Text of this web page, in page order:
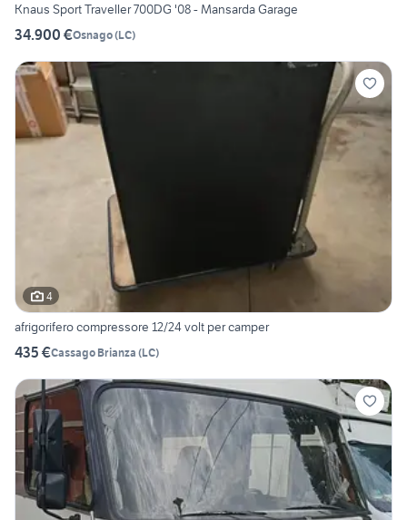
Knaus Sport Traveller 700DG '08 - Mansarda Garage
34.900 €Osnago(LC)
4
afrigorifero compressore 12/24 volt per camper
435 €Cassago Brianza (LC)